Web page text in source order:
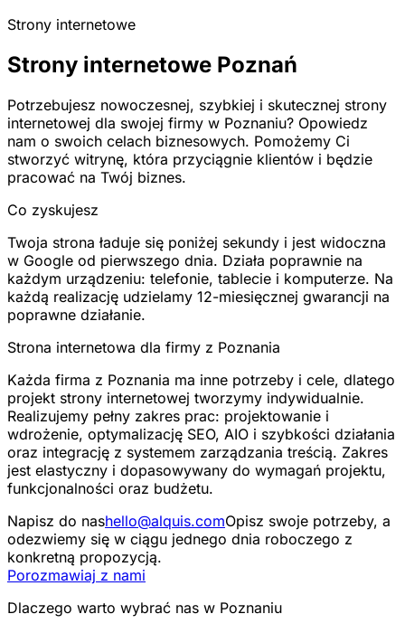
Strony internetowe
Strony internetowe Poznań
Potrzebujesz nowoczesnej, szybkiej i skutecznej strony
internetowej dla swojej firmy w Poznaniu? Opowiedz
nam o swoich celach biznesowych. Pomożemy Ci
stworzyć witrynę, która przyciągnie klientów i będzie
pracować na Twój biznes.
Co zyskujesz
Twoja strona ładuje się poniżej sekundy i jest widoczna
w Google od pierwszego dnia. Działa poprawnie na
każdym urządzeniu: telefonie, tablecie i komputerze. Na
każdą realizację udzielamy 12-miesięcznej gwarancji na
poprawne działanie.
Strona internetowa dla firmy z Poznania
Każda firma z Poznania ma inne potrzeby i cele, dlatego
projekt strony internetowej tworzymy indywidualnie.
Realizujemy pełny zakres prac: projektowanie i
wdrożenie, optymalizację SEO, AIO i szybkości działania
oraz integrację z systemem zarządzania treścią. Zakres
jest elastyczny i dopasowywany do wymagań projektu,
funkcjonalności oraz budżetu.
Napisz do nashello@alquis.comOpisz swoje potrzeby, a
odezwiemy się w ciągu jednego dnia roboczego z
konkretną propozycją.
Porozmawiaj z nami
Dlaczego warto wybrać nas w Poznaniu